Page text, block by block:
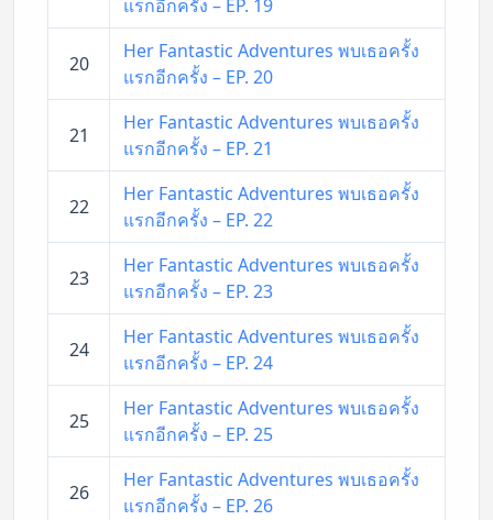
แรกอีกครั้ง – EP. 19
20
Her Fantastic Adventures พบเธอครั้ง
แรกอีกครั้ง – EP. 20
21
Her Fantastic Adventures พบเธอครั้ง
แรกอีกครั้ง – EP. 21
22
Her Fantastic Adventures พบเธอครั้ง
แรกอีกครั้ง – EP. 22
23
Her Fantastic Adventures พบเธอครั้ง
แรกอีกครั้ง – EP. 23
24
Her Fantastic Adventures พบเธอครั้ง
แรกอีกครั้ง – EP. 24
25
Her Fantastic Adventures พบเธอครั้ง
แรกอีกครั้ง – EP. 25
26
Her Fantastic Adventures พบเธอครั้ง
แรกอีกครั้ง – EP. 26